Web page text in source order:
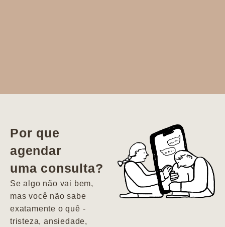
vida. Ela me
encontrou num
estado misto de
depressão e
agitação com
pensamentos
Por que
agendar
uma consulta?
Se algo não vai bem,
mas você não sabe
exatamente o quê -
tristeza, ansiedade,